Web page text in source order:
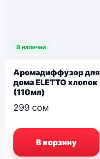
В наличии
Аромадиффузор для
дома ELETTO хлопок
(110мл)
299 сом
В корзину